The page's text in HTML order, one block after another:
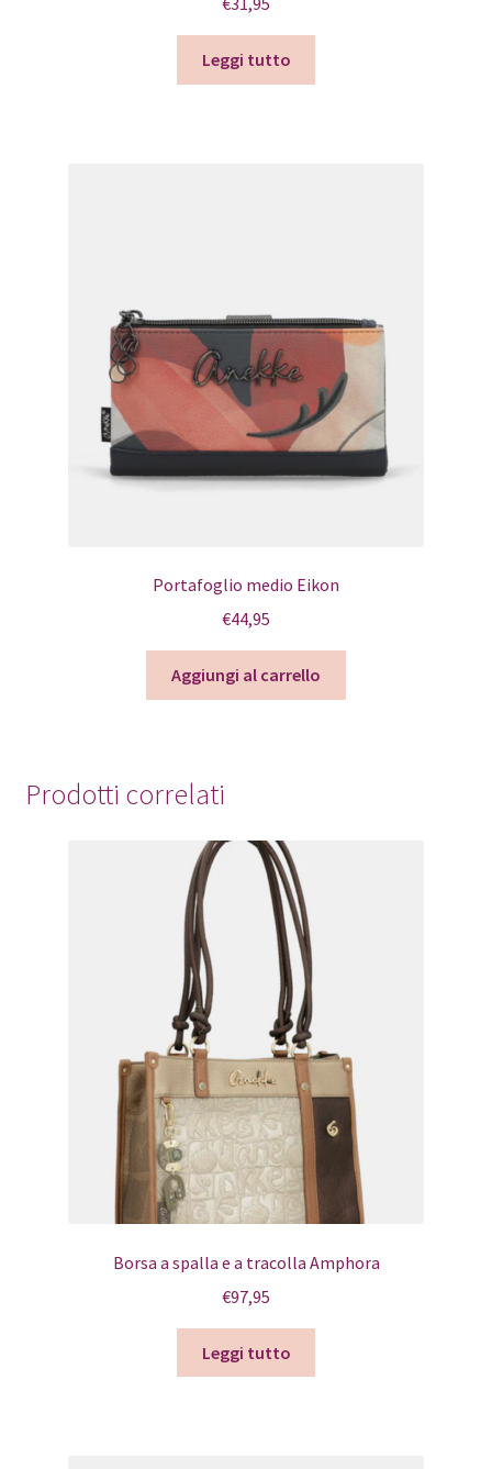
Leggi tutto
Portafoglio medio Eikon
€44,95
Aggiungi al carrello
Prodotti correlati
Borsa a spalla e a tracolla Amphora
€97,95
Leggi tutto